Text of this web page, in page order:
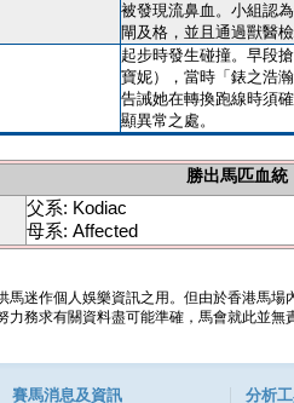
被發現流鼻血。小組認
閘及格，並且通過獸醫
起步時發生碰撞。早段
寶妮），當時「錶之浩
告誡她在轉換跑線時須
顯異常之處。
勝出馬匹血統
父系: Kodiac
母系: Affected
馬迷作個人娛樂資訊之用。但由於香港馬
力務求有關資料盡可能準確，馬會就此並
賽馬消息及資訊 分析